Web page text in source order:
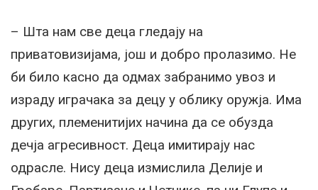
– Шта нам све деца гледају на
приватовизијама, још и добро пролазимо. Не
би било касно да одмах забранимо увоз и
израду играчака за децу у облику оружја. Има
других, племенитијих начина да се обузда
дечја агресивност. Деца имитирају нас
одрасле. Нису деца измислила Делије и